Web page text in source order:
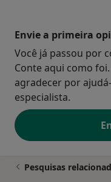
Sejam bem-vindos!
Com carinho,
Eunice Costa
Cédula Profissional:
Envie a primeira
Você já passou por
Conte aqui como
agradecer por
especialista.
Pesquisas